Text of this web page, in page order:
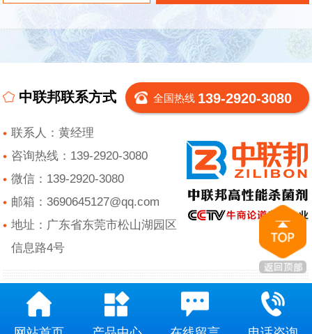
中联邦联系方式 全国热线 139-2920-3080
联系人：黄经理
咨询热线：139-2920-3080
微信：139-2920-3080
邮箱：3690645127@qq.com
地址：广东省东莞市松山湖园区
信息路4号